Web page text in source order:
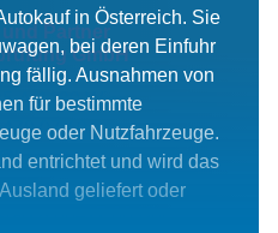
in Österreich. Sie
bei deren Einfuhr
fällig. Ausnahmen von
für bestimmte
oder Nutzfahrzeuge.
entrichtet und wird das
geliefert oder
und Partner
GmbH
A-1180 Wien
07 60